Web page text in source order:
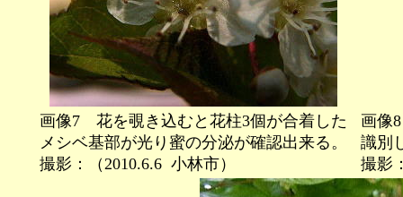
画像7 花を覗き込むと花柱3個が合着した
メシベ基部が光り蜜の分泌が確認出来る。
撮影：（2010.6.6 小林市）
画像
識別
撮影